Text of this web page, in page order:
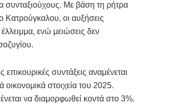
συνταξιούχους. Με βάση τη ρήτρα
Κατρούγκαλου, οι αυξήσεις
ενώ μειώσεις δεν
συντάξεις αναμένεται
οικονομικά στοιχεία του 2025.
να διαμορφωθεί κοντά στο 3%.